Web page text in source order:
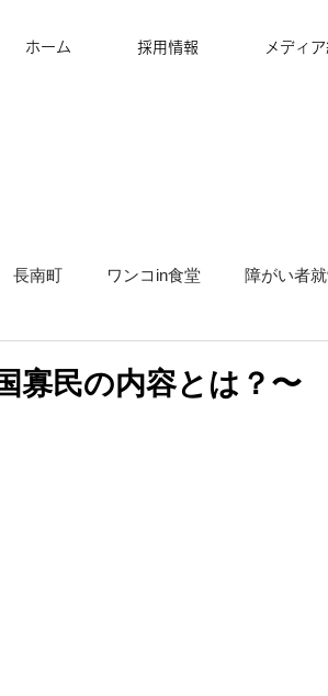
ホーム 採用情報 メディ
長南町 ワンコin食堂 障がい者
寡民の内容とは？〜